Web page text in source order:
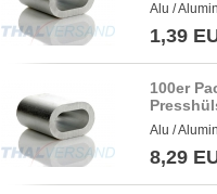
Alu /
1,39
100er
Alu /
8,29